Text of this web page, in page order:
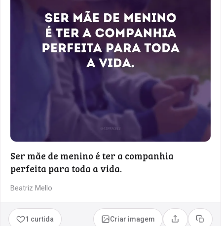
Ser mãe de menino é ter a companhia
perfeita para toda a vida.
Beatriz Mello
1 curtida Criar imagem Compartilhar
Copiar